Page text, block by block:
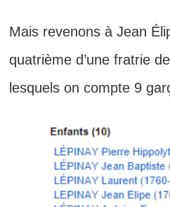
Mais revenons à Jean
quatrième d’une fratrie
lesquels on compte 9